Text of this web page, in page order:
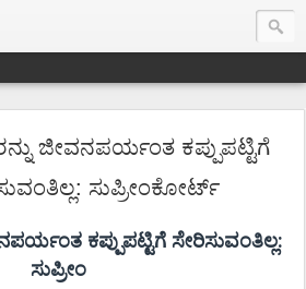
ಜೀವನಪರ್ಯಂತ ಕಪ್ಪುಪಟ್ಟಿಗೆ
ಸುಪ್ರೀಂಕೋರ್ಟ್
ಕಪ್ಪುಪಟ್ಟಿಗೆ ಸೇರಿಸುವಂತಿಲ್ಲ:
ಸುಪ್ರೀಂ